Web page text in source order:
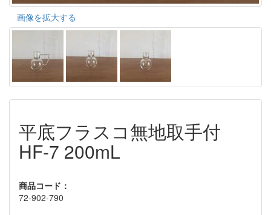
画像を拡大する
平底フラスコ無地取手付
HF-7 200mL
商品コード：
72-902-790